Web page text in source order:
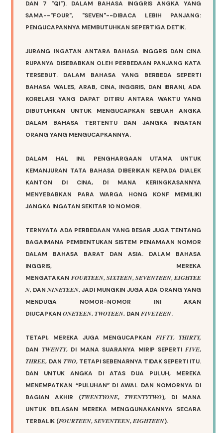
DAN 7 "QI"). DALAM BAHASA INGGRIS ANGKA YANG
SAMA--"FOUR", "SEVEN"--DIBACA LEBIH PANJANG:
PENGUCAPANNYA MEMBUTUHKAN SEPERTIGA DETIK.
JURANG INGATAN ANTARA BAHASA INGGRIS DAN CINA
RUPANYA DISEBABKAN OLEH PERBEDAAN PANJANG KATA
TERSEBUT. DALAM BAHASA YANG BERBEDA SEPERTI
BAHASA WALES, ARAB, CINA, INGGRIS, DAN IBRANI, ADA
KORELASI YANG DAPAT DITIRU ANTARA WAKTU YANG
DIBUTUHKAN UNTUK MENGUCAPKAN SEBUAH ANGKA
DALAM BAHASA TERTENTU DAN JANGKA INGATAN
ORANG YANG MENGUCAPKANNYA.
DALAM HAL INI, PENGHARGAAN UTAMA UNTUK
KEMANJURAN TATA BAHASA DIBERIKAN KEPADA DIALEK
KANTON DI CINA, DI MANA KERINGKASANNYA
MENYEBABKAN PARA WARGA HONG KONF MEMILIKI
JANGKA INGATAN SEKITAR 10 NOMOR.
TERNYATA ADA PERBEDAAN YANG BESAR JUGA TENTANG
BAGAIMANA PEMBENTUKAN SISTEM PENAMAAN NOMOR
DALAM BAHASA BARAT DAN ASIA. DALAM BAHASA
INGGRIS, MEREKA
MENGATAKAN FOURTEEN,SIXTEEN,SEVENTEEN,EIGHTEE
N, DANNINETEEN, JADI MUNGKIN JUGA ADA ORANG YANG
MENDUGA NOMOR-NOMOR INI AKAN
DIUCAPKANONETEEN,TWOTEEN, DANFIVETEEN.
TETAPI, MEREKA JUGA MENGUCAPKAN FIFTY,THIRTY,
DAN TWENTY, DI MANA SUARANYA MIRIP SEPERTIFIVE,
THREE, DAN TWO, TETAPI SEBENARNYA TIDAK SEPERTI ITU.
DAN UNTUK ANGKA DI ATAS DUA PULUH, MEREKA
MENEMPATKAN “PULUHAN” DI AWAL DAN NOMORNYA DI
BAGIAN AKHIR (TWENTYONE,TWENTYTWO), DI MANA
UNTUK BELASAN MEREKA MENGGUNAKANNYA SECARA
TERBALIK (FOURTEEN,SEVENTEEN,EIGHTEEN).